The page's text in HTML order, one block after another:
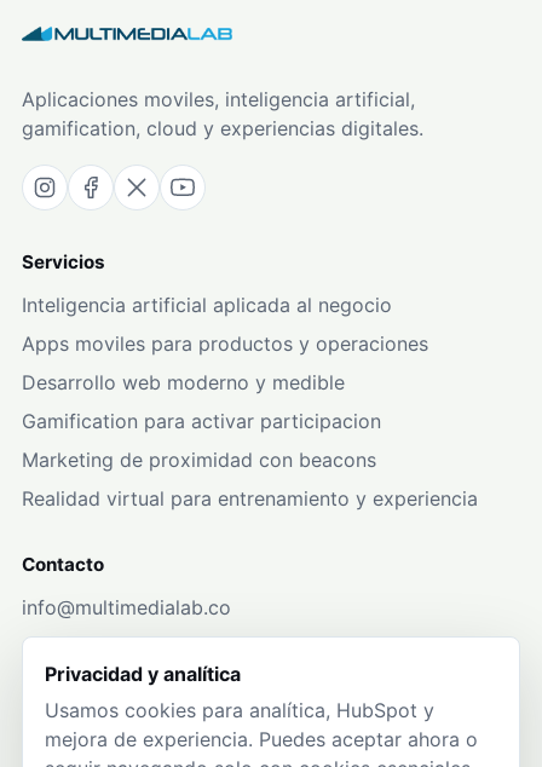
Aplicaciones moviles, inteligencia artificial,
gamification, cloud y experiencias digitales.
Servicios
Inteligencia artificial aplicada al negocio
Apps moviles para productos y operaciones
Desarrollo web moderno y medible
Gamification para activar participacion
Marketing de proximidad con beacons
Realidad virtual para entrenamiento y experiencia
Contacto
info@multimedialab.co
+57 304 247 5269
WhatsApp
Privacidad y analítica
Usamos cookies para analítica, HubSpot y
mejora de experiencia. Puedes aceptar ahora o